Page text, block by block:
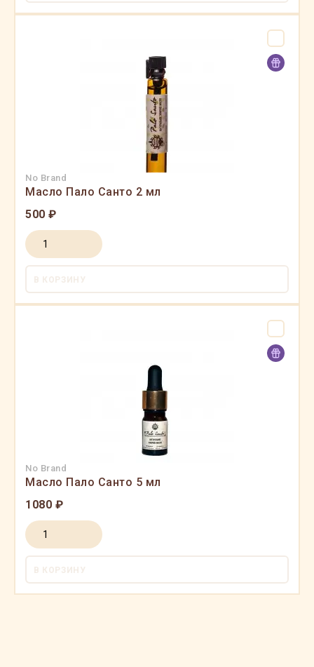
No Brand
Масло Пало Санто 2 мл
500 ₽
В КОРЗИНУ
No Brand
Масло Пало Санто 5 мл
1080 ₽
В КОРЗИНУ